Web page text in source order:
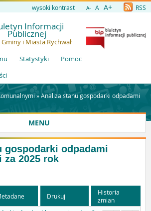
wysoki kontrast A- A A+ RSS
Informacji
Publicznej
i Miasta Rychwał
Statystyki
Pomoc
»Analiza stanu gospodarki odpadami
MENU
gospodarki odpadami
za 2025 rok
Drukuj
Historia
zmian